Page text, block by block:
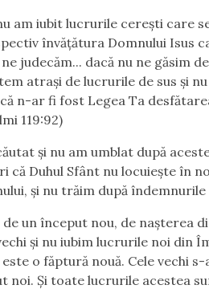
am iubit lucrurile cerești care
învățătura Domnului Isus
judecăm... dacă nu ne găsim
atrași de lucrurile de sus și
n-ar fi fost Legea Ta
119:92)
și nu am umblat după
că Duhul Sfânt nu locuiește în
și nu trăim după îndemnurile
un început nou, de nașterea
și nu iubim lucrurile noi din
o făptură nouă. Cele vechi
noi. Și toate lucrurile acestea